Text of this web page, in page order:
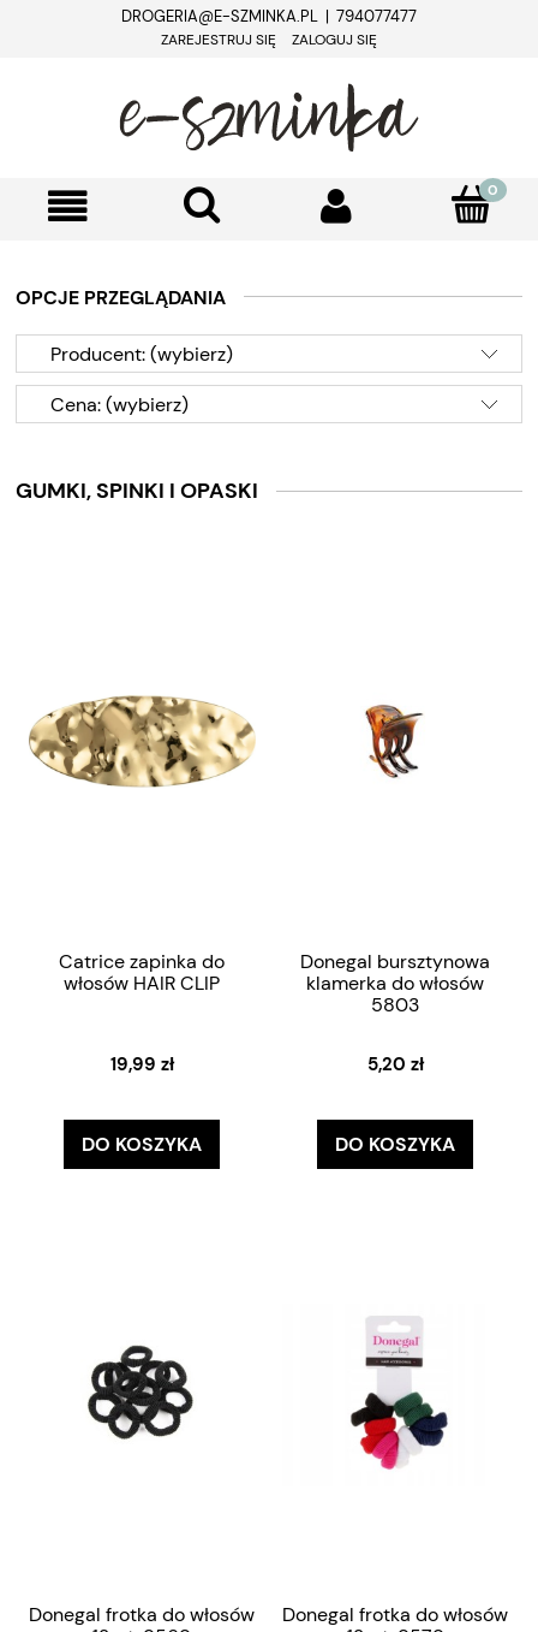
DROGERIA@E-SZMINKA.PL | 794077477
ZAREJESTRUJ SIĘ ZALOGUJ SIĘ
OPCJE PRZEGLĄDANIA
Producent: (wybierz)
Cena: (wybierz)
GUMKI, SPINKI I OPASKI
Catrice zapinka do
włosów HAIR CLIP
19,99 zł
DO KOSZYKA
Donegal bursztynowa
klamerka do włosów
5803
5,20 zł
DO KOSZYKA
Donegal frotka do włosów
Donegal frotka do włosów